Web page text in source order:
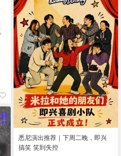
悉尼演出推荐｜下周二晚，即兴
搞笑 笑到失控